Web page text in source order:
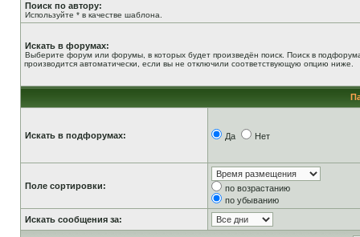
Поиск по автору:
Используйте * в качестве шаблона.
Искать в форумах:
Выберите форум или форумы, в которых будет произведён поиск. Поиск в
производится автоматически, если вы не отключили соответствующую опцию ниже.
Искать в подфорумах: Да Нет
Поле сортировки:
по возрастанию
по убыванию
Искать сообщения за: